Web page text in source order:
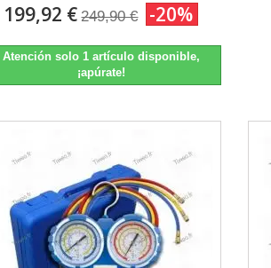
199,92 € 249,90 € -20%
Atención solo 1 artículo disponible,
¡apúrate!